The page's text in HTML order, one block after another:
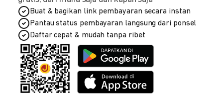
Buat & bagikan link pembayaran secara instan
Pantau status pembayaran langsung dari ponsel
Daftar cepat & mudah tanpa ribet